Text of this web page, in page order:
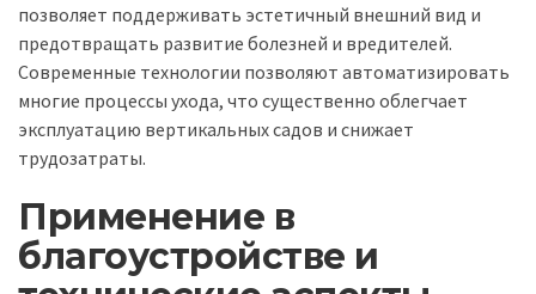
позволяет поддерживать эстетичный внешний вид и
предотвращать развитие болезней и вредителей.
Современные технологии позволяют автоматизировать
многие процессы ухода, что существенно облегчает
эксплуатацию вертикальных садов и снижает
трудозатраты.
Применение в
благоустройстве и